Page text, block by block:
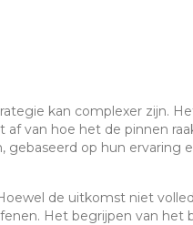
kan complexer zijn.
van hoe het de pinnen
op hun ervaring
de uitkomst niet
Het begrijpen van het